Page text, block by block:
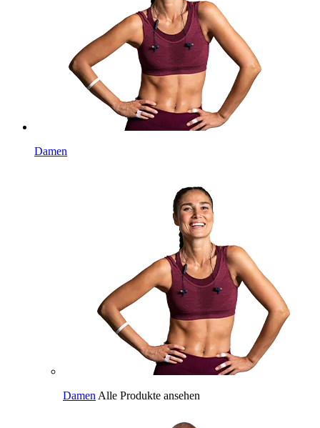
Damen
Damen Alle Produkte ansehen